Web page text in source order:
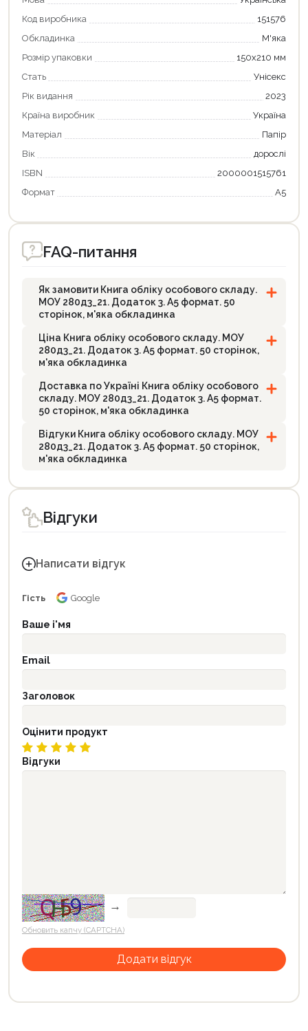
Код виробника
151576
Обкладинка
М'яка
Розмір упаковки
150х210 мм
Стать
Унісекс
Рік видання
2023
Країна виробник
Україна
Матеріал
Папір
Вік
дорослі
ISBN
2000001515761
Формат
А5
FAQ-питання
Як замовити Книга обліку особового складу.
МОУ 280д3_21. Додаток 3. А5 формат. 50
сторінок, м'яка обкладинка
Ціна Книга обліку особового складу. МОУ
280д3_21. Додаток 3. А5 формат. 50 сторінок,
м'яка обкладинка
Доставка по Україні Книга обліку особового
складу. МОУ 280д3_21. Додаток 3. А5 формат.
50 сторінок, м'яка обкладинка
Відгуки Книга обліку особового складу. МОУ
280д3_21. Додаток 3. А5 формат. 50 сторінок,
м'яка обкладинка
Відгуки
Написати відгук
Гість Google
Ваше і'мя
Email
Заголовок
Оцінити продукт
Відгуки
→
Обновить капчу (CAPTCHA)
Продовжити покупки
Оформити замовлення